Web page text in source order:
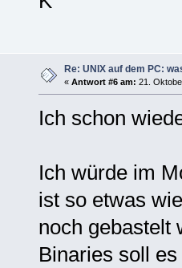
Re: UNIX auf dem PC:
« Antwort #6 am: 21.
Ich schon
Ich würde im
ist so etwas
noch gebastelt
Binaries soll